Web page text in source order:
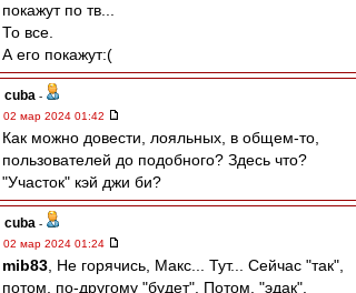
покажут по тв...
То все.
А его покажут:(
cuba -
02 мар 2024 01:42
Как можно довести, лояльных, в общем-то,
пользователей до подобного? Здесь что?
"Участок" кэй джи би?
cuba -
02 мар 2024 01:24
mib83 , Не горячись, Макс... Тут... Сейчас "так",
потом, по-другому "будет". Потом, "эдак".